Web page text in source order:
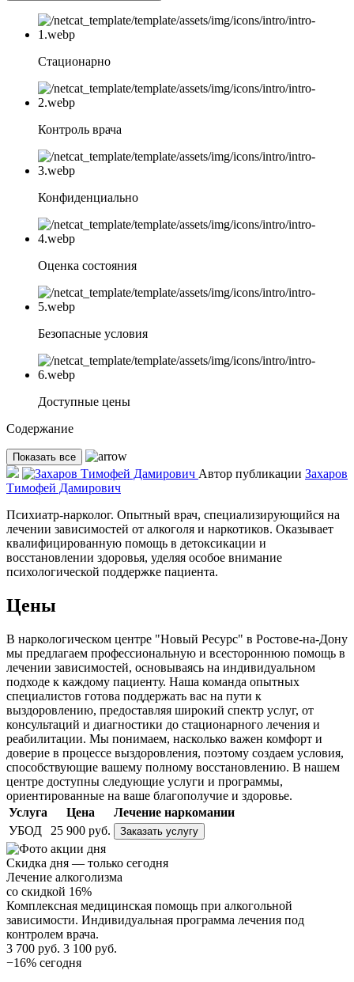
Стационарно
Контроль врача
Конфиденциально
Оценка состояния
Безопасные условия
Доступные цены
Содержание
Показать все
Автор публикации Захаров
Тимофей Дамирович
Психиатр-нарколог. Опытный врач, специализирующийся на
лечении зависимостей от алкоголя и наркотиков. Оказывает
квалифицированную помощь в детоксикации и
восстановлении здоровья, уделяя особое внимание
психологической поддержке пациента.
Цены
В наркологическом центре "Новый Ресурс" в Ростове-на-Дону
мы предлагаем профессиональную и всестороннюю помощь в
лечении зависимостей, основываясь на индивидуальном
подходе к каждому пациенту. Наша команда опытных
специалистов готова поддержать вас на пути к
выздоровлению, предоставляя широкий спектр услуг, от
консультаций и диагностики до стационарного лечения и
реабилитации. Мы понимаем, насколько важен комфорт и
доверие в процессе выздоровления, поэтому создаем условия,
способствующие вашему полному восстановлению. В нашем
центре доступны следующие услуги и программы,
ориентированные на ваше благополучие и здоровье.
Услуга
Цена
Лечение наркомании
УБОД
25 900 руб. Заказать услугу
Скидка дня — только сегодня
Лечение алкоголизма
со скидкой 16%
Комплексная медицинская помощь при алкогольной
зависимости. Индивидуальная программа лечения под
контролем врача.
3 700 руб. 3 100 руб.
−16% сегодня